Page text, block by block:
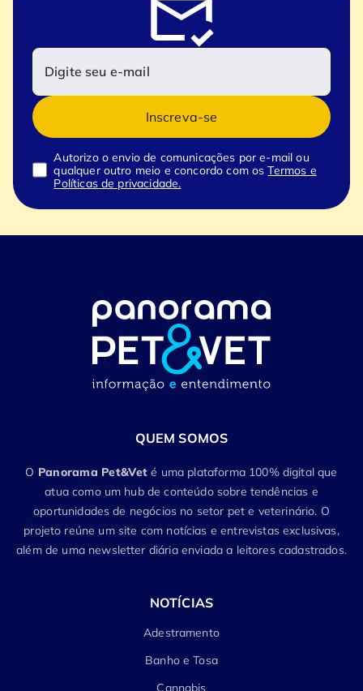
Inscreva-se
Autorizo o envio de comunicações por e-mail ou
qualquer outro meio e concordo com osTermos e
Políticas de privacidade.
QUEM SOMOS
O Panorama Pet&Vet é uma plataforma 100% digital que
atua como um hub de conteúdo sobre tendências e
oportunidades de negócios no setor pet e veterinário. O
projeto reúne um site com notícias e entrevistas exclusivas,
além de uma newsletter diária enviada a leitores cadastrados.
NOTÍCIAS
Adestramento
Banho e Tosa
Cannabis